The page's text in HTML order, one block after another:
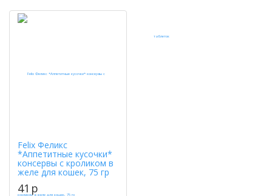
Felix Феликс
*Аппетитные кусочки*
консервы с кроликом в
желе для кошек, 75 гр
41 p